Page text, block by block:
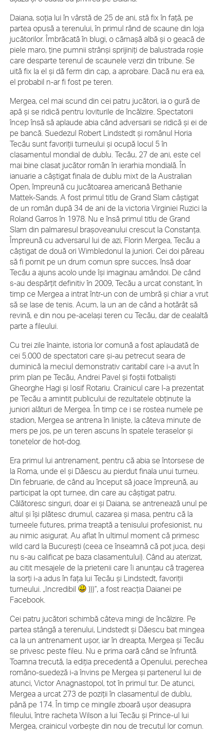
Daiana, soţia lui în vârstă de 25 de ani, stă fix în faţă, pe
partea opusă a terenului, în primul rând de scaune din loja
jucătorilor. Îmbrăcată în blugi, o cămaşă albă şi o geacă de
piele maro, ţine pumnii strânşi sprijiniţi de balustrada roşie
care desparte terenul de scaunele verzi din tribune. Se
uită fix la el şi dă ferm din cap, a aprobare. Dacă nu era ea,
el probabil n-ar fi fost pe teren.
Mergea, cel mai scund din cei patru jucători, ia o gură de
apă şi se ridică pentru loviturile de încălzire. Spectatorii
încep însă să aplaude abia când adversarii se ridică şi ei de
pe bancă. Suedezul Robert Lindstedt şi românul Horia
Tecău sunt favoriţii turneului şi ocupă locul 5 în
clasamentul mondial de dublu. Tecău, 27 de ani, este cel
mai bine clasat jucător român în ierarhia mondială. În
ianuarie a câştigat finala de dublu mixt de la Australian
Open, împreună cu jucătoarea americană Bethanie
Mattek-Sands. A fost primul titlu de Grand Slam câştigat
de un român după 34 de ani de la victoria Virginiei Ruzici la
Roland Garros în 1978. Nu e însă primul titlu de Grand
Slam din palmaresul braşoveanului crescut la Constanţa.
Împreună cu adversarul lui de azi, Florin Mergea, Tecău a
câştigat de două ori Wimbledonul la juniori. Cei doi păreau
să fi pornit pe un drum comun spre succes, însă doar
Tecău a ajuns acolo unde îşi imaginau amândoi. De când
s-au despărţit definitiv în 2009, Tecău a urcat constant, în
timp ce Mergea a intrat într-un con de umbră şi chiar a vrut
să se lase de tenis. Acum, la un an de când a hotărât să
revină, e din nou pe-acelaşi teren cu Tecău, dar de cealaltă
parte a fileului.
Cu trei zile înainte, istoria lor comună a fost aplaudată de
cei 5.000 de spectatori care şi-au petrecut seara de
duminică la meciul demonstrativ caritabil care i-a avut în
prim plan pe Tecău, Andrei Pavel şi foştii fotbalişti
Gheorghe Hagi şi Iosif Rotariu. Crainicul care l-a prezentat
pe Tecău a amintit publicului de rezultatele obţinute la
juniori alături de Mergea. În timp ce i se rostea numele pe
stadion, Mergea se antrena în linişte, la câteva minute de
mers pe jos, pe un teren ascuns în spatele teraselor şi
tonetelor de hot-dog.
Era primul lui antrenament, pentru că abia se întorsese de
la Roma, unde el şi Dăescu au pierdut finala unui turneu.
Din februarie, de când au început să joace împreună, au
participat la opt turnee, din care au câştigat patru.
Călătoresc singuri, doar ei şi Daiana, se antrenează unul pe
altul şi îşi plătesc drumul, cazarea şi masa, pentru că la
turneele futures, prima treaptă a tenisului profesionist, nu
au nimic asigurat. Au aflat în ultimul moment că primesc
wild card la Bucureşti (ceea ce înseamnă că pot juca, deşi
nu s-au calificat pe baza clasamentului). Când au aterizat,
au citit mesajele de la prietenii care îi anunţau că tragerea
la sorţi i-a adus în faţa lui Tecău şi Lindstedt, favoriţii
turneului. „Incredibil
)))”, a fost reacţia Daianei pe
Facebook.
Cei patru jucători schimbă câteva mingi de încălzire. Pe
partea stângă a terenului, Lindstedt şi Dăescu bat mingea
ca la un antrenament uşor, iar în dreapta, Mergea şi Tecău
se privesc peste fileu. Nu e prima oară când se înfruntă.
Toamna trecută, la ediţia precedentă a Openului, perechea
româno-suedeză i-a învins pe Mergea şi partenerul lui de
atunci, Victor Anagnastopol, tot în primul tur. De atunci,
Mergea a urcat 273 de poziţii în clasamentul de dublu,
până pe 174. În timp ce mingile zboară uşor deasupra
fileului, între racheta Wilson a lui Tecău şi Prince-ul lui
Mergea, crainicul vorbeşte din nou de trecutul lor comun.